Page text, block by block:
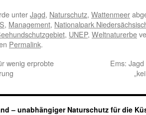
unterJagd, Naturschutz, Wattenmeer
, Management, Nationalpark
, UNEP, Weltnaturerbe
Permalink.
wenig erprobte
Ems:
– unabhängiger Naturschutz für die